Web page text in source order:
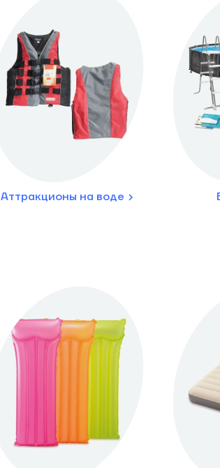
Аттракционы на воде